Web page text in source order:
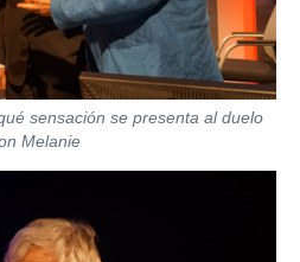
sensación se presenta al duelo
Melanie